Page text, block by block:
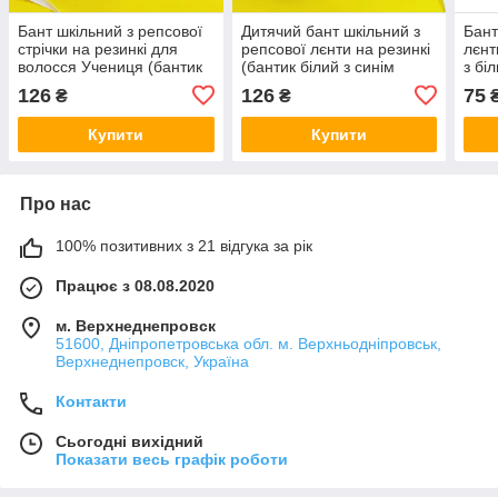
Бант шкільний з репсової
стрічки на резинкі для
волосся Учениця (бантик
білий з синім канзаші на
голову, в школу для
дівчинки)
126 ₴
Купити
Дитячий бант шкільний з
репсової лєнти на резинкі
(бантик білий з синім
волосся, в школу канзаші
для дівчинки)
126₴
Купити
з
75
Про нас
100% позитивних з 21 відгука за рік
Працює з 08.08.2020
м. Верхнеднепровск
51600, Дніпропетровська обл. м. Верхньодніпровськ,
Верхнеднепровск, Україна
Контакти
Сьогодні вихідний
Показати весь графік роботи